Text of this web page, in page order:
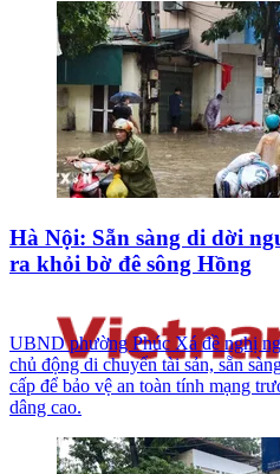
Hà Nội: Sẵn sàng di dời
ra khỏi bờ đê sông Hồng
UBND phường Phúc Xá đề nghị
chủ động di chuyển tài sản, sẵn
cấp để bảo vệ an toàn tính mạng
dâng cao.